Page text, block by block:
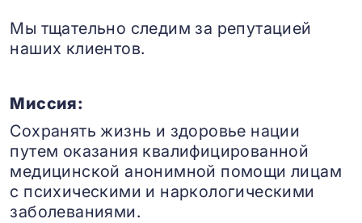
Мы тщательно следим за репутацией
наших клиентов.
Миссия:
Сохранять жизнь и здоровье нации
путем оказания квалифицированной
медицинской анонимной помощи лицам
с психическими и наркологическими
заболеваниями.